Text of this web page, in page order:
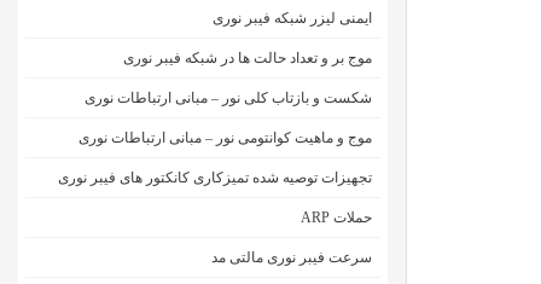
ایمنی لیزر شبکه فیبر نوری
موج بر و تعداد حالت ها در شبکه فیبر نوری
شکست و بازتاب کلی نور – مبانی ارتباطات نوری
موج و ماهیت کوانتومی نور – مبانی ارتباطات نوری
تجهیزات توصیه شده تمیزکاری کانکتور های فیبر نوری
حملات ARP
سرعت فیبر نوری مالتی مد